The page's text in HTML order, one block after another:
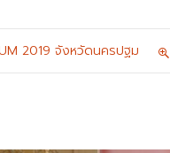
2019 จังหวัดนครปฐม